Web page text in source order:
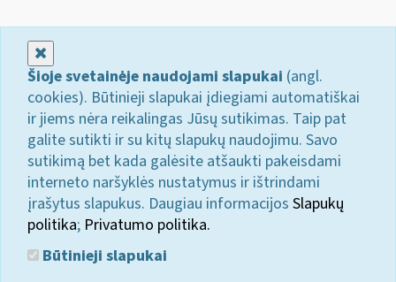
Šioje svetainėje naudojami slapukai (angl.
cookies). Būtinieji slapukai įdiegiami automatiškai
ir jiems nėra reikalingas Jūsų sutikimas. Taip pat
galite sutikti ir su kitų slapukų naudojimu. Savo
sutikimą bet kada galėsite atšaukti pakeisdami
interneto naršyklės nustatymus ir ištrindami
įrašytus slapukus. Daugiau informacijos Slapukų
politika; Privatumo politika.
Būtinieji slapukai